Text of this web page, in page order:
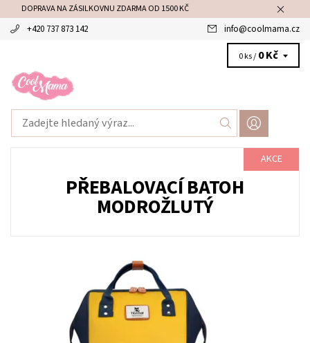
DOPRAVA NA ZÁSILKOVNU ZDARMA OD 1500 KČ
+420 737 873 142 info@coolmama.cz
0 ks / 0 Kč
AKCE
PŘEBALOVACÍ BATOH
MODROŽLUTÝ